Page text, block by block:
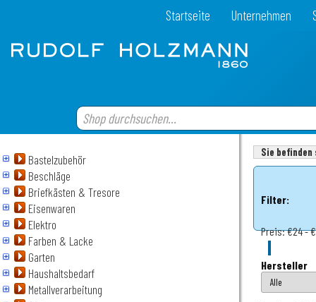
Startseite Unternehmen
Bastelzubehör
Beschläge
Briefkästen & Tresore
Eisenwaren
Elektro
Farben & Lacke
Garten
Haushaltsbedarf
Metallverarbeitung
Sie
Filter:
Preis:€24 -
Hersteller